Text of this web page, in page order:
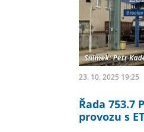
23. 10. 2025 19:25
Řada 753.7
provozu s